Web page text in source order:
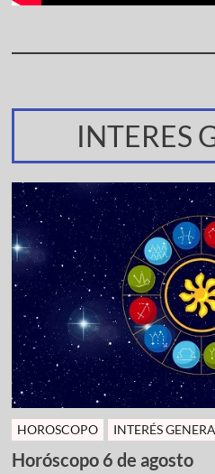
INTERES
HOROSCOPO INTERÉS
Horóscopo 6 de agosto